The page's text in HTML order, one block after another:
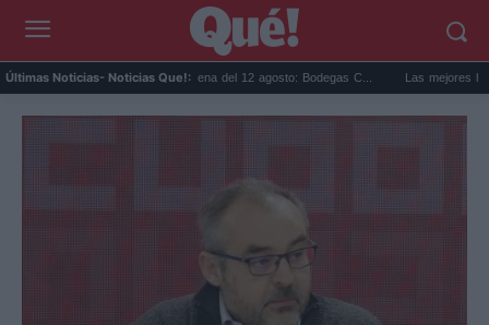
Últimas Noticias- Noticias Que!:
Eclipse solar en Cariñena del 12 agosto: Bodegas C... Las mejores